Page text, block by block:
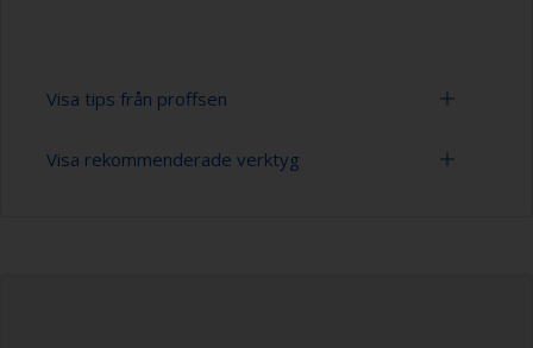
Visa tips från proffsen
Var noga med att inte slipa över tätningsmedel
Visa rekommenderade verktyg